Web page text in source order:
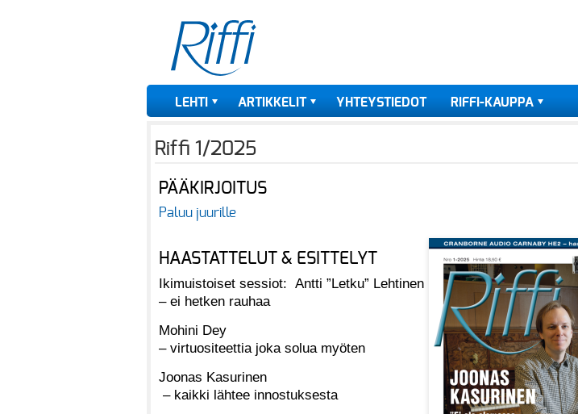
LEHTI ARTIKKELIT YHTEYSTIEDOT RIFFI-KAUPPA
Riffi 1/2025
PÄÄKIRJOITUS
Paluu juurille
HAASTATTELUT & ESITTELYT
Ikimuistoiset sessiot: Antti ”Letku” Lehtinen
– ei hetken rauhaa
Mohini Dey
– virtuositeettia joka solua myöten
Joonas Kasurinen
– kaikki lähtee innostuksesta